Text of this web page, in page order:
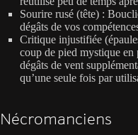
Sourire rusé (tête) :
dégâts de vos
Critique injustifiée
coup de pied mystique
dégâts de vent
qu’une seule fois par
Nécromanciens